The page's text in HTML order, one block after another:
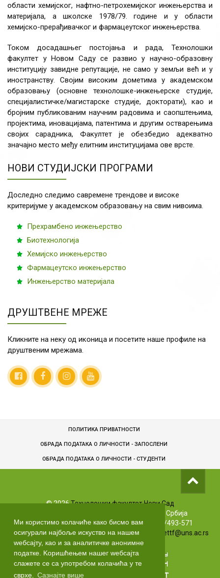
Ми користимо колачиће како бисмо вам
осигурали најбоље искуство на нашем
wебсајту, као и за аналитичке анонимне
податке. Kоришћењем нашег wебсајта
слажете се са употребом колачића у те
сврхе.
Сазнајте више
области хемијског, нафтно-петрохемијског инжењерства и
материјала, а школске 1978/79. године и у области
хемијско-прерађивачког и фармацеутског инжењерства.
Током досадашњег постојања и рада, Технолошки
факултет у Новом Саду се развио у научно-образовну
институцију завидне репутације, не само у земљи већ и у
иностранству. Својим високим дометима у академском
образовању (основне технолошке-инжењерске студије,
специјалистичке/магистарске студије, докторати), као и
бројним публикованим научним радовима и саопштењима,
пројектима, иновацијама, патентима и другим остварењима
својих сарадника, Факултет је обезбедио адекватно
значајно место међу елитним институцијама ове врсте.
НОВИ СТУДИЈСКИ ПРОГРАМИ
Доследно следимо савремене трендове и високе
критеријуме у академском образовању на свим нивоима.
Прехрамбено инжењерство
Биотехнологија
Хемијско инжењерство
Фармацеутско инжењерство
Инжењерство материјала
ДРУШТВЕНЕ МРЕЖЕ
Кликните на неку од иконица и посетите наше профиле на
друштвеним мрежама.
ПОЛИТИКА ПРИВАТНОСТИ
ОБРАДА ПОДАТАКА О ЛИЧНОСТИ - ЗАПОСЛЕНИ
ОБРАДA ПОДАТАКА О ЛИЧНОСТИ - СТУДЕНТИ
©2026Технолошки факултет Нови Сад
Булевар цара Лазара 1, 21102 Нови Сад, Србија
Info телефони: +381 (0)21/485-3619 | (0)63/493-571
Маркетинг: +381 (0)21/485-3606 | Е-маил:
markettf@uns.ac.rs